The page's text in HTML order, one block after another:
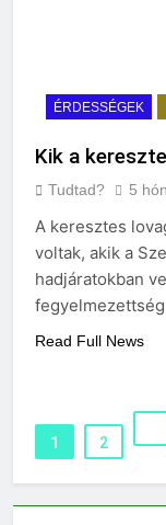
ÉRDESSÉGEK
Kik a
Tudtad? 5
A keresztes
voltak, akik a
hadjáratokban
Read Full News
1 2